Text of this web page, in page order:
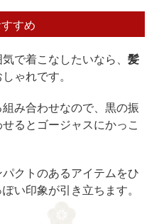
すめ
で着こなしたいなら、 髪
ゃれです。
み合わせなので、黒の振
るとゴージャスにかっこ
クトのあるアイテムをひ
い印象が引き立ちます。